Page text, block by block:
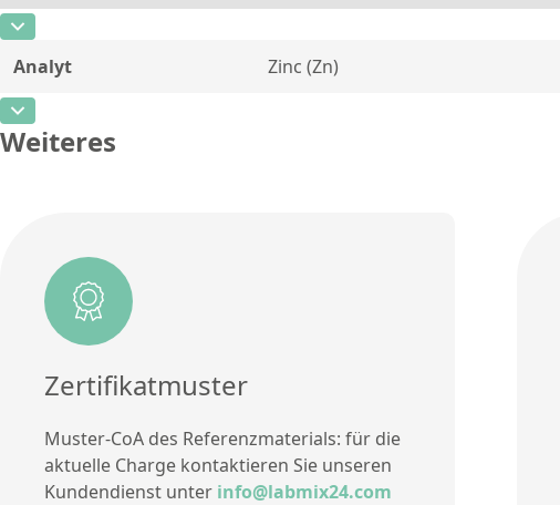
Methode
Einheit
Zusätzliche Informationen
Methode
CAS-Nummer
Konzentration
97,77
Einheit
Zusätzliche Informationen
Analyt
Zinc (Zn)
CAS-Nummer
Konzentration
Methode
Weiteres
Zertifikatmuster
Muster-CoA des Referenzmaterials: für die
aktuelle Charge kontaktieren Sie unseren
Kundendienst unter info@labmix24.com